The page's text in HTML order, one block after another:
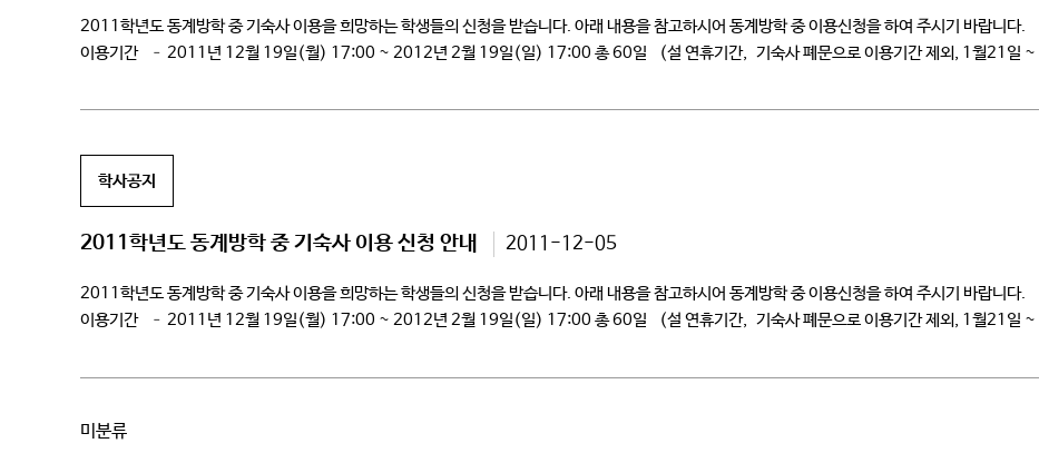
2011학년도 동계방학 중 기숙사 이용을 희망하는 학생들의 신청을 받습니다. 아래 내용을 참고하시어 동계방학 중
이용기간 – 2011년 12월 19일(월) 17:00 ~ 2012년 2월 19일(일) 17:00 총 60일 (설 연휴기간, 기숙사 폐문으로 이용기간 제외, 1월21일
학사공지
2011학년도 동계방학 중 기숙사 이용 신청 안내 2011-12-05
2011학년도 동계방학 중 기숙사 이용을 희망하는 학생들의 신청을 받습니다. 아래 내용을 참고하시어 동계방학 중
이용기간 – 2011년 12월 19일(월) 17:00 ~ 2012년 2월 19일(일) 17:00 총 60일 (설 연휴기간, 기숙사 폐문으로 이용기간 제외, 1월21일
미분류